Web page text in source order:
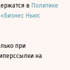
в Политике
Ньюс
при
на